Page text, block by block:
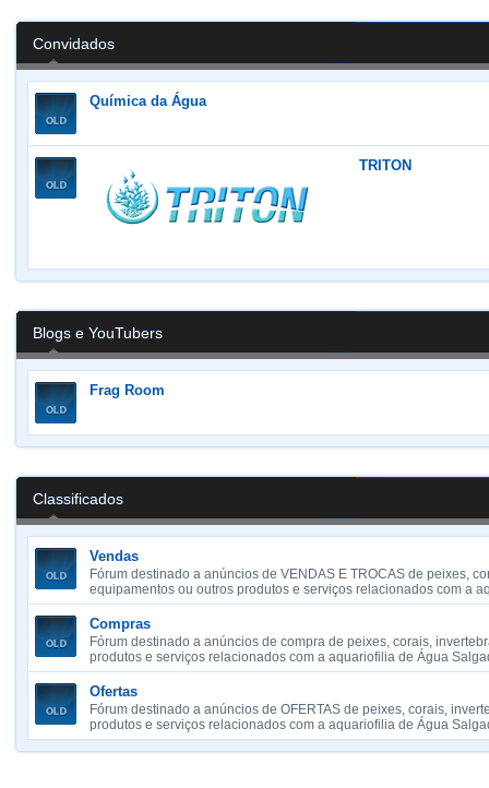
Convidados
Química da Água
TRITON
Blogs e YouTubers
Frag Room
Classificados
Vendas
Fórum destinado a anúncios de VENDAS E TROCAS de peixes,
equipamentos ou outros produtos e serviços relacionados com a
Compras
Fórum destinado a anúncios de compra de peixes, corais,
produtos e serviços relacionados com a aquariofilia de Água
Ofertas
Fórum destinado a anúncios de OFERTAS de peixes, corais,
produtos e serviços relacionados com a aquariofilia de Água